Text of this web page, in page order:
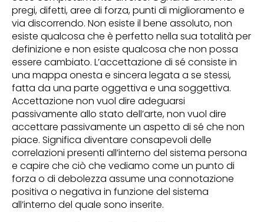
pregi, difetti, aree di forza, punti di miglioramento e
via discorrendo. Non esiste il bene assoluto, non
esiste qualcosa che è perfetto nella sua totalità per
definizione e non esiste qualcosa che non possa
essere cambiato. L’accettazione di sé consiste in
una mappa onesta e sincera legata a se stessi,
fatta da una parte oggettiva e una soggettiva.
Accettazione non vuol dire adeguarsi
passivamente allo stato dell’arte, non vuol dire
accettare passivamente un aspetto di sé che non
piace. Significa diventare consapevoli delle
correlazioni presenti all’interno del sistema persona
e capire che ciò che vediamo come un punto di
forza o di debolezza assume una connotazione
positiva o negativa in funzione del sistema
all’interno del quale sono inserite.